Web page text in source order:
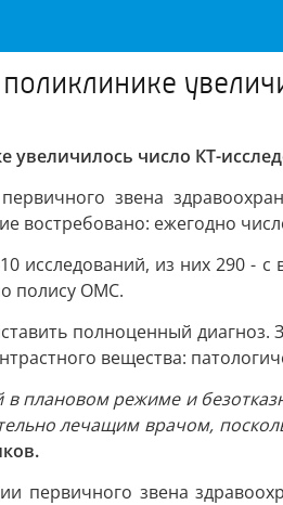
увеличилось число КТ-
звена
ежегодно
исследований, из них 290 -
полису ОМС.
полноценный диагноз.
вещества:
в плановом режиме и
лечащим врачом,
первичного звена